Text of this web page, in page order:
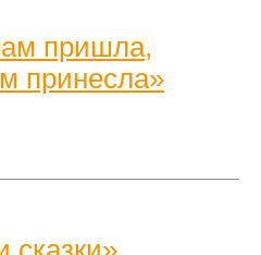
пришла,
принесла»